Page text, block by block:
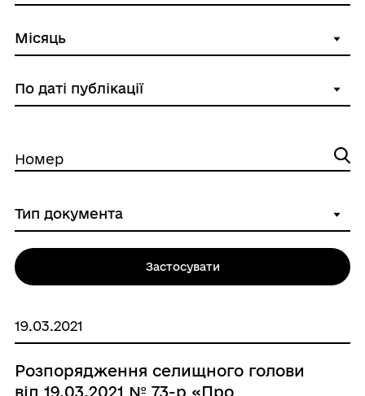
19.03.2021
Розпорядження селищного голови
від 19.03.2021 № 73-р «Про
Номер
Застосувати